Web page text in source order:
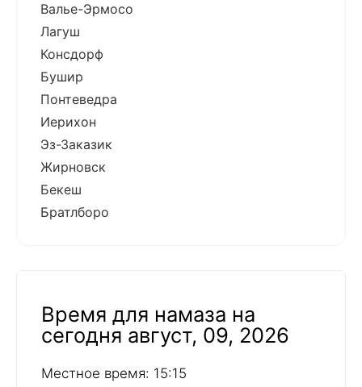
Валье-Эрмосо
Лагуш
Консдорф
Бушир
Понтеведра
Иерихон
Эз-Заказик
Жирновск
Бекеш
Братлборо
Время для намаза на
сегодня август, 09, 2026
Местное время: 15:15